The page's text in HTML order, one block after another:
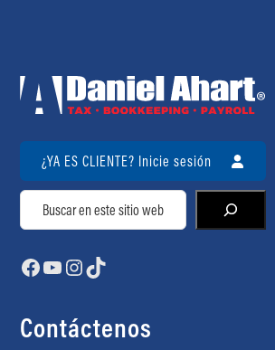
¿YA ES CLIENTE? Inicie sesión
Buscar
Facebook
YouTube
Instagram
TikTok
Contáctenos